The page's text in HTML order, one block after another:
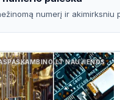
ataskaitoje
ataskaitoje 2026/
numerį ir akimirksniu
NAUJIENOS